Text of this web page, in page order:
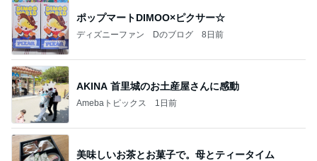
ポップマートDIMOO×ピクサー☆
ディズニーファン Dのブログ 8日前
AKINA 首里城のお土産屋さんに感動
Amebaトピックス 1日前
美味しいお茶とお菓子で。母とティータイム